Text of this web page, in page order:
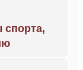
спорта,